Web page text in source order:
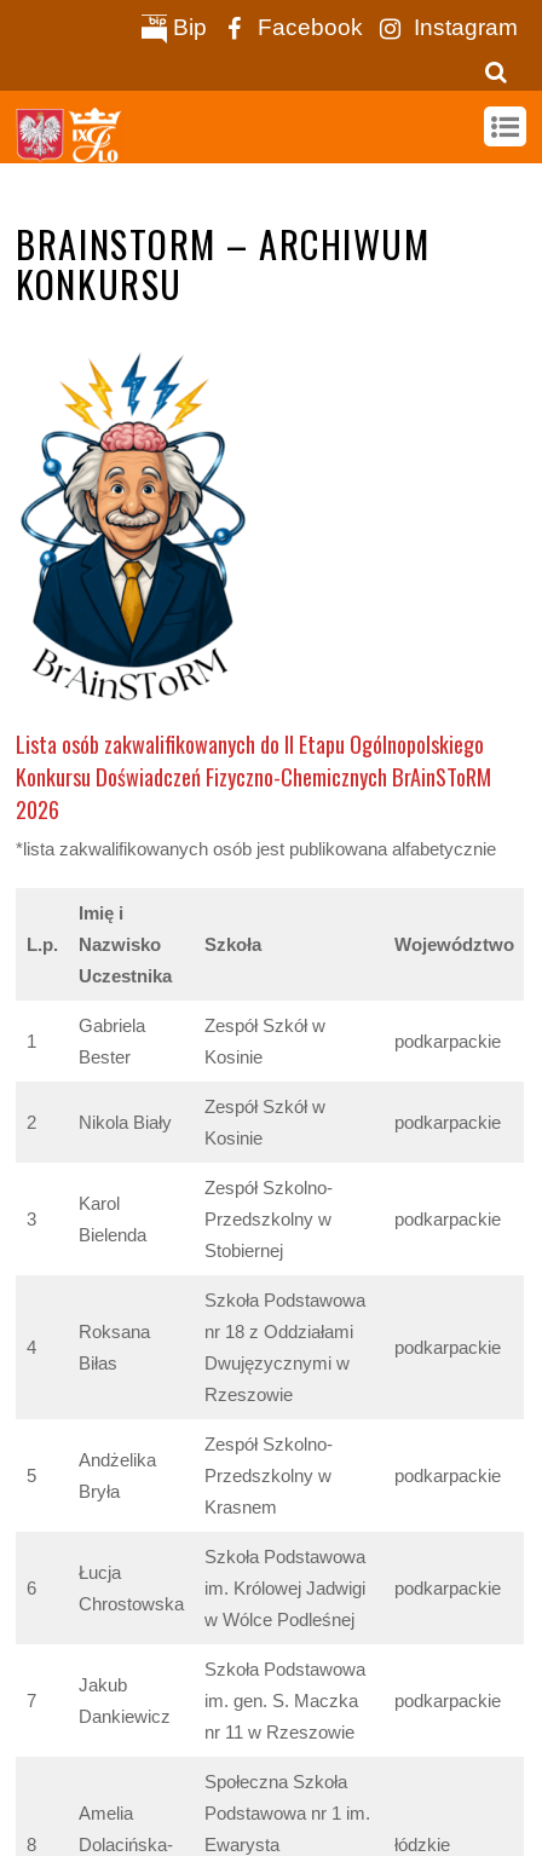
Bip Facebook Instagram
BRAINSTORM – ARCHIWUM
KONKURSU
Lista osób zakwalifikowanych do II Etapu Ogólnopolskiego
Konkursu Doświadczeń Fizyczno-Chemicznych BrAinSToRM
2026
*lista zakwalifikowanych osób jest publikowana alfabetycznie
L.p.
Imię i
Nazwisko
Uczestnika
Szkoła Województwo
1
Gabriela
Bester
Zespół Szkół w
Kosinie
podkarpackie
2 Nikola Biały
Zespół Szkół w
Kosinie
podkarpackie
3
Karol
Bielenda
Zespół Szkolno-
Przedszkolny w
Stobiernej
podkarpackie
4
Roksana
Biłas
Szkoła Podstawowa
nr 18 z Oddziałami
Dwujęzycznymi w
Rzeszowie
podkarpackie
5
Andżelika
Bryła
Zespół Szkolno-
Przedszkolny w
Krasnem
podkarpackie
6
Łucja
Chrostowska
Szkoła Podstawowa
im. Królowej Jadwigi
w Wólce Podleśnej
podkarpackie
7
Jakub
Dankiewicz
Szkoła Podstawowa
im. gen. S. Maczka
nr 11 w Rzeszowie
podkarpackie
8
Amelia
Dolacińska-
Społeczna Szkoła
Podstawowa nr 1 im.
Ewarysta
łódzkie